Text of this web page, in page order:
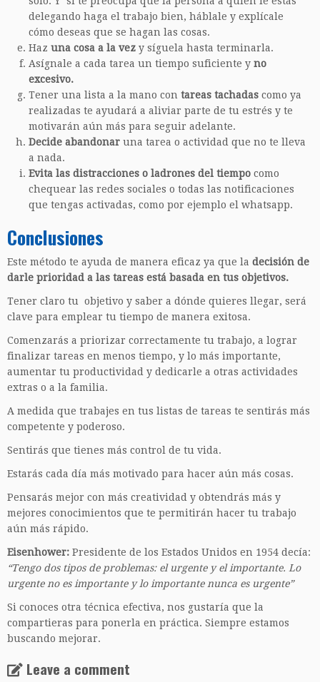
delegando haga el trabajo bien, háblale y explícale
cómo deseas que se hagan las cosas.
Haz una cosa a la vez y síguela hasta terminarla.
Asígnale a cada tarea un tiempo suficiente y no
excesivo.
Tener una lista a la mano con tareas tachadas como ya
realizadas te ayudará a aliviar parte de tu estrés y te
motivarán aún más para seguir adelante.
Decide abandonar una tarea o actividad que no te lleva
a nada.
Evita las distracciones o ladrones del tiempo como
chequear las redes sociales o todas las notificaciones
que tengas activadas, como por ejemplo el whatsapp.
Conclusiones
Este método te ayuda de manera eficaz ya que la decisión de
darle prioridad a las tareas está basada en tus objetivos.
Tener claro tu objetivo y saber a dónde quieres llegar, será
clave para emplear tu tiempo de manera exitosa.
Comenzarás a priorizar correctamente tu trabajo, a lograr
finalizar tareas en menos tiempo, y lo más importante,
aumentar tu productividad y dedicarle a otras actividades
extras o a la familia.
A medida que trabajes en tus listas de tareas te sentirás más
competente y poderoso.
Sentirás que tienes más control de tu vida.
Estarás cada día más motivado para hacer aún más cosas.
Pensarás mejor con más creatividad y obtendrás más y
mejores conocimientos que te permitirán hacer tu trabajo
aún más rápido.
Eisenhower: Presidente de los Estados Unidos en 1954 decía:
“Tengo dos tipos de problemas: el urgente y el importante. Lo
urgente no es importante y lo importante nunca es urgente”
Si conoces otra técnica efectiva, nos gustaría que la
compartieras para ponerla en práctica. Siempre estamos
buscando mejorar.
Leave a comment